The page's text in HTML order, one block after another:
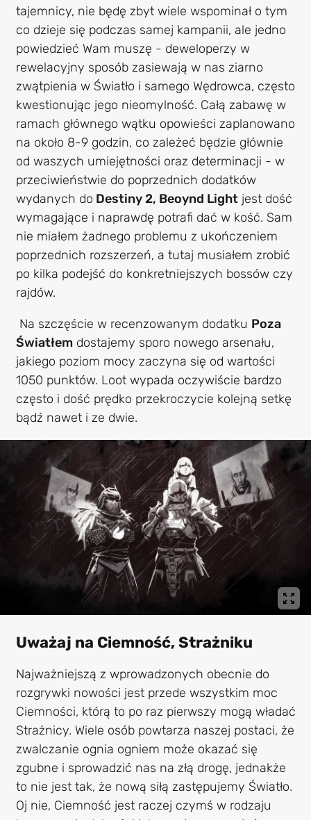
tajemnicy, nie będę zbyt wiele wspominał o tym
co dzieje się podczas samej kampanii, ale jedno
powiedzieć Wam muszę - deweloperzy w
rewelacyjny sposób zasiewają w nas ziarno
zwątpienia w Światło i samego Wędrowca, często
kwestionując jego nieomylność. Całą zabawę w
ramach głównego wątku opowieści zaplanowano
na około 8-9 godzin, co zależeć będzie głównie
od waszych umiejętności oraz determinacji - w
przeciwieństwie do poprzednich dodatków
wydanych do Destiny 2, Beoynd Lightjest dość
wymagające i naprawdę potrafi dać w kość. Sam
nie miałem żadnego problemu z ukończeniem
poprzednich rozszerzeń, a tutaj musiałem zrobić
po kilka podejść do konkretniejszych bossów czy
rajdów.
Na szczęście w recenzowanym dodatku Poza
Światłemdostajemy sporo nowego arsenału,
jakiego poziom mocy zaczyna się od wartości
1050 punktów. Loot wypada oczywiście bardzo
często i dość prędko przekroczycie kolejną setkę
bądź nawet i ze dwie.
Uważaj na Ciemność, Strażniku
Najważniejszą z wprowadzonych obecnie do
rozgrywki nowości jest przede wszystkim moc
Ciemności, którą to po raz pierwszy mogą władać
Strażnicy. Wiele osób powtarza naszej postaci, że
zwalczanie ognia ogniem może okazać się
zgubne i sprowadzić nas na złą drogę, jednakże
to nie jest tak, że nową siłą zastępujemy Światło.
Oj nie, Ciemność jest raczej czymś w rodzaju